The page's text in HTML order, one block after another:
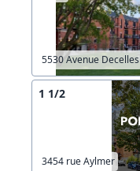
5530 Avenue Decelles
1 1/2
3454 rue Aylmer